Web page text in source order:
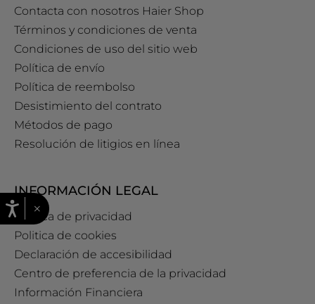
Contacta con nosotros Haier Shop
Términos y condiciones de venta
Condiciones de uso del sitio web
Política de envío
Política de reembolso
Desistimiento del contrato
Métodos de pago
Resolución de litigios en línea
INFORMACIÓN LEGAL
Política de privacidad
Politica de cookies
Declaración de accesibilidad
Centro de preferencia de la privacidad
Información Financiera
×